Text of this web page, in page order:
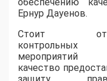
Ернур Дауенов.
Стоит
качество